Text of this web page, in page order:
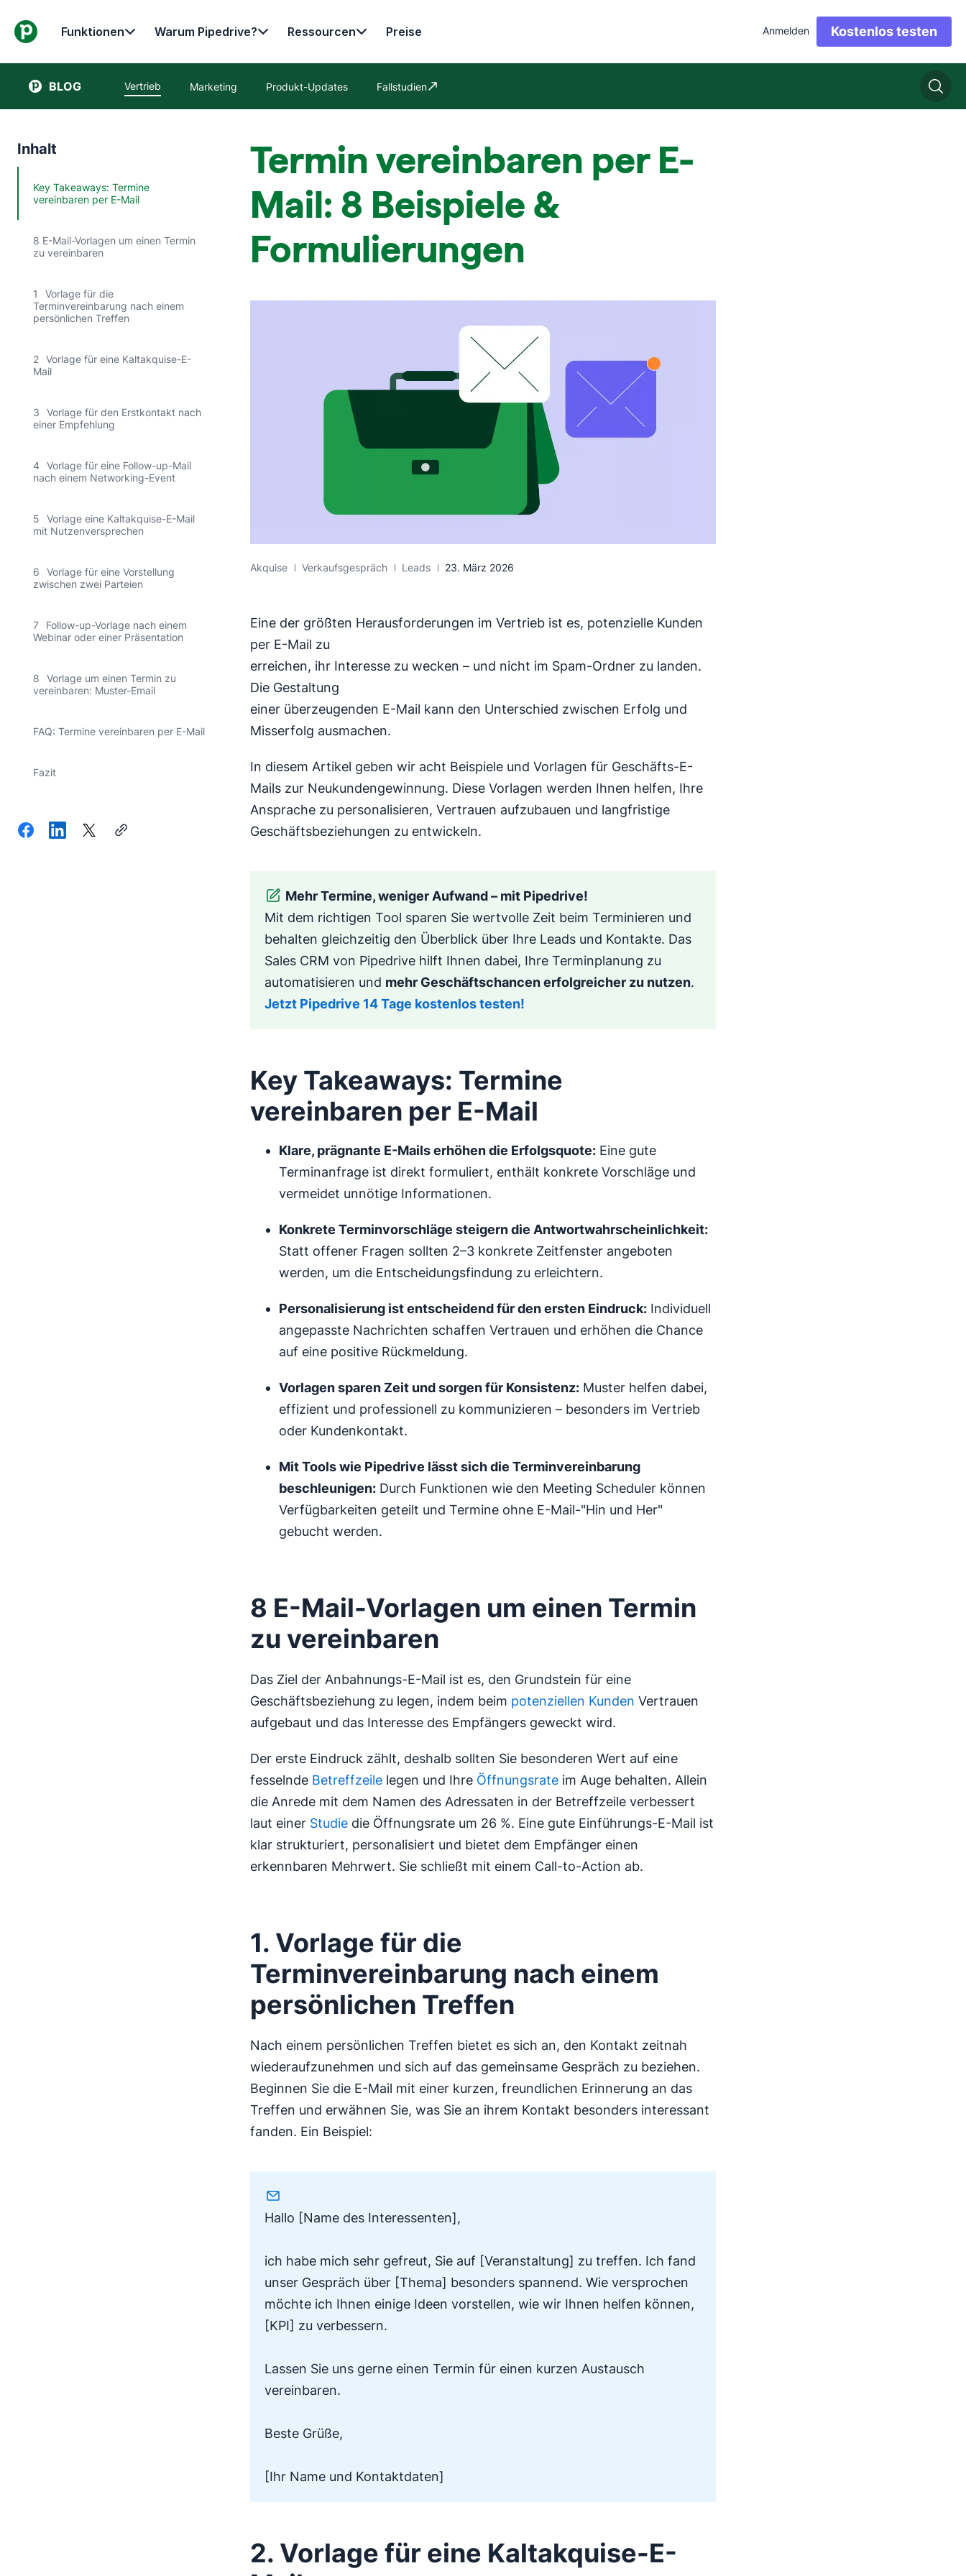
Funktionen Warum Pipedrive? Ressourcen Preise Anmelden Kostenlos testen
BLOG Vertrieb Marketing Produkt-Updates Fallstudien
In neuem Fenster öffnen
Inhalt
Key Takeaways: Termine
vereinbaren per E-Mail
8 E-Mail-Vorlagen um einen Termin
zu vereinbaren
1
Vorlage für die
Terminvereinbarung nach einem
persönlichen Treffen
2 Vorlage für eine Kaltakquise-E-
Mail
3
Vorlage für den Erstkontakt nach
einer Empfehlung
4 Vorlage für eine Follow-up-Mail
nach einem Networking-Event
5
Vorlage eine Kaltakquise-E-Mail
mit Nutzenversprechen
6
Vorlage für eine Vorstellung
zwischen zwei Parteien
7
Follow-up-Vorlage nach einem
Webinar oder einer Präsentation
8
Vorlage um einen Termin zu
vereinbaren: Muster-Email
FAQ: Termine vereinbaren per E-Mail
Fazit
Termin vereinbaren per E-
Mail: 8 Beispiele &
Formulierungen
Akquise Verkaufsgespräch Leads 23. März 2026
Eine der größten Herausforderungen im Vertrieb ist es, potenzielle Kunden
per E-Mail zu
erreichen, ihr Interesse zu wecken – und nicht im Spam-Ordner zu landen.
Die Gestaltung
einer überzeugenden E-Mail kann den Unterschied zwischen Erfolg und
Misserfolg ausmachen.
In diesem Artikel geben wir acht Beispiele und Vorlagen für Geschäfts-E-
Mails zur Neukundengewinnung. Diese Vorlagen werden Ihnen helfen, Ihre
Ansprache zu personalisieren, Vertrauen aufzubauen und langfristige
Geschäftsbeziehungen zu entwickeln.
Mehr Termine, weniger Aufwand – mit Pipedrive!
Mit dem richtigen Tool sparen Sie wertvolle Zeit beim Terminieren und
behalten gleichzeitig den Überblick über Ihre Leads und Kontakte. Das
Sales CRM von Pipedrive hilft Ihnen dabei, Ihre Terminplanung zu
automatisieren und mehr Geschäftschancen erfolgreicher zu nutzen.
Jetzt Pipedrive 14 Tage kostenlos testen!
Key Takeaways: Termine
vereinbaren per E-Mail
Klare, prägnante E-Mails erhöhen die Erfolgsquote: Eine gute
Terminanfrage ist direkt formuliert, enthält konkrete Vorschläge und
vermeidet unnötige Informationen.
Konkrete Terminvorschläge steigern die Antwortwahrscheinlichkeit:
Statt offener Fragen sollten 2–3 konkrete Zeitfenster angeboten
werden, um die Entscheidungsfindung zu erleichtern.
Personalisierung ist entscheidend für den ersten Eindruck: Individuell
angepasste Nachrichten schaffen Vertrauen und erhöhen die Chance
auf eine positive Rückmeldung.
Vorlagen sparen Zeit und sorgen für Konsistenz: Muster helfen dabei,
effizient und professionell zu kommunizieren – besonders im Vertrieb
oder Kundenkontakt.
Mit Tools wie Pipedrive lässt sich die Terminvereinbarung
beschleunigen: Durch Funktionen wie den Meeting Scheduler können
Verfügbarkeiten geteilt und Termine ohne E-Mail-"Hin und Her"
gebucht werden.
8 E-Mail-Vorlagen um einen Termin
zu vereinbaren
Das Ziel der Anbahnungs-E-Mail ist es, den Grundstein für eine
Geschäftsbeziehung zu legen, indem beim potenziellen Kunden Vertrauen
aufgebaut und das Interesse des Empfängers geweckt wird.
Der erste Eindruck zählt, deshalb sollten Sie besonderen Wert auf eine
fesselnde Betreffzeile legen und Ihre Öffnungsrate im Auge behalten. Allein
die Anrede mit dem Namen des Adressaten in der Betreffzeile verbessert
laut einer Studie die Öffnungsrate um 26 %. Eine gute Einführungs-E-Mail ist
klar strukturiert, personalisiert und bietet dem Empfänger einen
erkennbaren Mehrwert. Sie schließt mit einem Call-to-Action ab.
1. Vorlage für die
Terminvereinbarung nach einem
persönlichen Treffen
Nach einem persönlichen Treffen bietet es sich an, den Kontakt zeitnah
wiederaufzunehmen und sich auf das gemeinsame Gespräch zu beziehen.
Beginnen Sie die E-Mail mit einer kurzen, freundlichen Erinnerung an das
Treffen und erwähnen Sie, was Sie an ihrem Kontakt besonders interessant
fanden. Ein Beispiel:
Hallo [Name des Interessenten],
ich habe mich sehr gefreut, Sie auf [Veranstaltung] zu treffen. Ich fand
unser Gespräch über [Thema] besonders spannend. Wie versprochen
möchte ich Ihnen einige Ideen vorstellen, wie wir Ihnen helfen können,
[KPI] zu verbessern.
Lassen Sie uns gerne einen Termin für einen kurzen Austausch
vereinbaren.
Beste Grüße,
[Ihr Name und Kontaktdaten]
2. Vorlage für eine Kaltakquise-E-